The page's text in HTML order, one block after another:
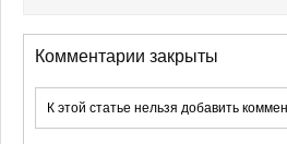
Комментарии закрыты
К этой статье нельзя добавить